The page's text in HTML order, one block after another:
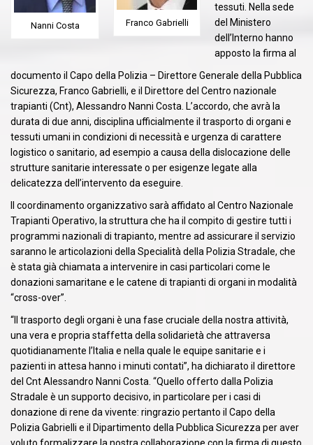
Nanni Costa Franco Gabrielli
tessuti. Nella sede
del Ministero
dell’Interno hanno
apposto la firma al
documento il Capo della Polizia – Direttore Generale della Pubblica
Sicurezza, Franco Gabrielli, e il Direttore del Centro nazionale
trapianti (Cnt), Alessandro Nanni Costa. L’accordo, che avrà la
durata di due anni, disciplina ufficialmente il trasporto di organi e
tessuti umani in condizioni di necessità e urgenza di carattere
logistico o sanitario, ad esempio a causa della dislocazione delle
strutture sanitarie interessate o per esigenze legate alla
delicatezza dell’intervento da eseguire.
Il coordinamento organizzativo sarà affidato al Centro Nazionale
Trapianti Operativo, la struttura che ha il compito di gestire tutti i
programmi nazionali di trapianto, mentre ad assicurare il servizio
saranno le articolazioni della Specialità della Polizia Stradale, che
è stata già chiamata a intervenire in casi particolari come le
donazioni samaritane e le catene di trapianti di organi in modalità
“cross-over”.
“Il trasporto degli organi è una fase cruciale della nostra attività,
una vera e propria staffetta della solidarietà che attraversa
quotidianamente l’Italia e nella quale le equipe sanitarie e i
pazienti in attesa hanno i minuti contati”, ha dichiarato il direttore
del Cnt Alessandro Nanni Costa. “Quello offerto dalla Polizia
Stradale è un supporto decisivo, in particolare per i casi di
donazione di rene da vivente: ringrazio pertanto il Capo della
Polizia Gabrielli e il Dipartimento della Pubblica Sicurezza per aver
voluto formalizzare la nostra collaborazione con la firma di questo